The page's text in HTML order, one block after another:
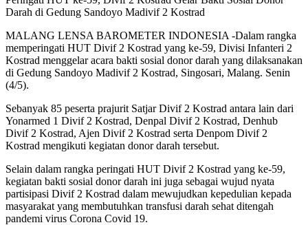
Darah di Gedung Sandoyo Madivif 2 Kostrad
MALANG LENSA BAROMETER INDONESIA -Dalam rangka
memperingati HUT Divif 2 Kostrad yang ke-59, Divisi Infanteri 2
Kostrad menggelar acara bakti sosial donor darah yang dilaksanakan
di Gedung Sandoyo Madivif 2 Kostrad, Singosari, Malang. Senin
(4/5).
Sebanyak 85 peserta prajurit Satjar Divif 2 Kostrad antara lain dari
Yonarmed 1 Divif 2 Kostrad, Denpal Divif 2 Kostrad, Denhub
Divif 2 Kostrad, Ajen Divif 2 Kostrad serta Denpom Divif 2
Kostrad mengikuti kegiatan donor darah tersebut.
Selain dalam rangka peringati HUT Divif 2 Kostrad yang ke-59,
kegiatan bakti sosial donor darah ini juga sebagai wujud nyata
partisipasi Divif 2 Kostrad dalam mewujudkan kepedulian kepada
masyarakat yang membutuhkan transfusi darah sehat ditengah
pandemi virus Corona Covid 19.